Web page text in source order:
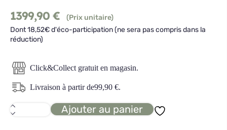
1399,90 €
(Prix unitaire)
Dont 18,52€ d'éco-participation (ne sera pas compris dans la
réduction)
Click&Collect gratuit en magasin.
Livraison à partir de99,90 €.
quantité
de
Ajouter au panier